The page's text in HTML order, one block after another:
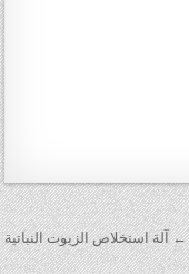
← آلة استخلاص الزيوت النباتية